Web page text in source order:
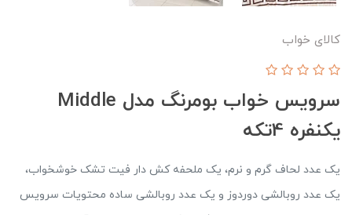
کالای خواب
سرویس خواب بومرنگ مدل Middle
یکنفره 4تکه
یک عدد لحاف گرم و نرم، یک ملحفه کش دار فیت تشک خوشخواب،
یک عدد روبالشی دوردوز و یک عدد روبالشی ساده محتویات سرویس